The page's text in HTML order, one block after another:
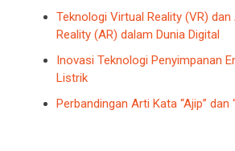
Teknologi Virtual Reality (VR)
Reality (AR) dalam Dunia Digital
Inovasi Teknologi Penyimpanan
Listrik
Perbandingan Arti Kata “Ajip” dan